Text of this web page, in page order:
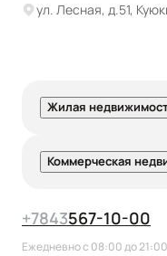
ул. Лесная, д.51,
Жилая
Коммерческая
+7843567-10-00
Ежедневно с 08:00 до 21:00